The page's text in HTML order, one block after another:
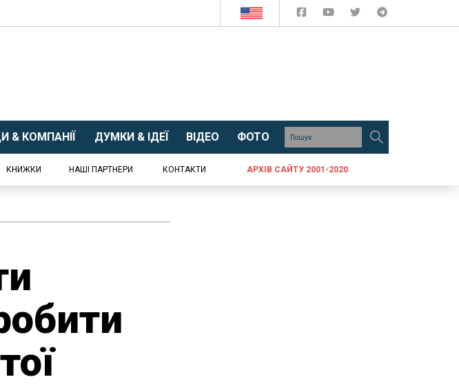
& КОМПАНІЇ ДУМКИ & ІДЕЇ ВІДЕО ФОТО
КНИЖКИ НАШІ ПАРТНЕРИ КОНТАКТИ АРХІВ САЙТУ 2001-2020